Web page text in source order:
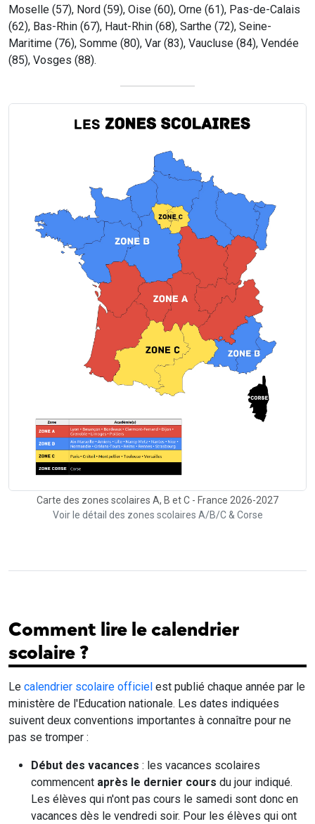
Moselle (57), Nord (59), Oise (60), Orne (61), Pas-de-Calais
(62), Bas-Rhin (67), Haut-Rhin (68), Sarthe (72), Seine-
Maritime (76), Somme (80), Var (83), Vaucluse (84), Vendée
(85), Vosges (88).
Carte des zones scolaires A, B et C - France 2026-2027
Voir le détail des zones scolaires A/B/C & Corse
Comment lire le calendrier
scolaire ?
Le calendrier scolaire officiel est publié chaque année par le
ministère de l'Education nationale. Les dates indiquées
suivent deux conventions importantes à connaître pour ne
pas se tromper :
Début des vacances : les vacances scolaires
commencent après le dernier cours du jour indiqué.
Les élèves qui n'ont pas cours le samedi sont donc en
vacances dès le vendredi soir. Pour les élèves qui ont